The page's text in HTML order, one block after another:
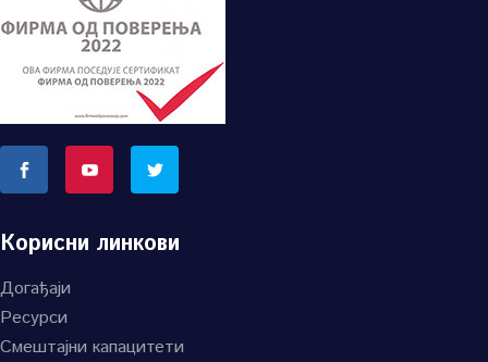
Корисни линкови
Догађаји
Ресурси
Смештајни капацитети